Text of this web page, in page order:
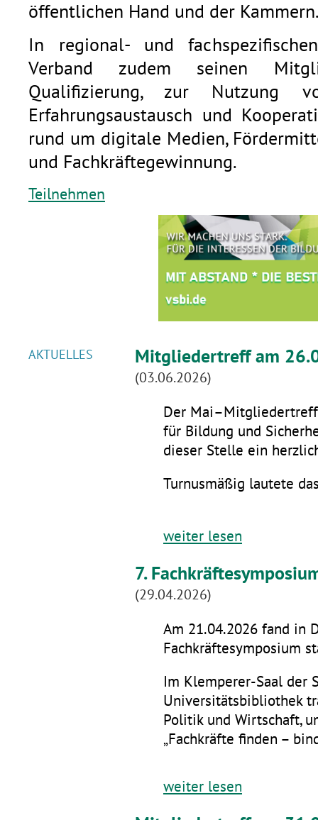
öffentlichen Hand und der
In regional- und
Verband zudem seinen
Qualifizierung, zur Nutzung
Erfahrungsaustausch und
rund um digitale Medien,
und Fachkräftegewinnung.
Teilnehmen
AKTUELLES Mitgliedertreff am
(03.06.2026)
Der
für Bildung und
dieser Stelle ein
Turnusmäßig lautete
weiter lesen
7.
(29.04.2026)
Am 21.04.2026 fand in
Fachkräftesymposium
Im Klemperer-Saal der
Universitätsbibliothek
Politik und Wirtschaft,
„Fachkräfte finden –
weiter lesen